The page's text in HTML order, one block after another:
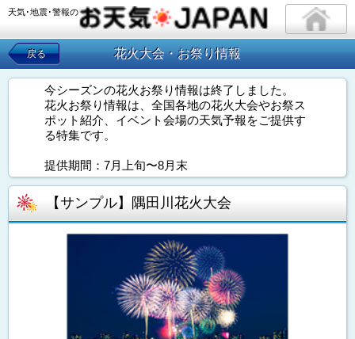
天気･地震･警報の
戻る 花火大会・お祭り情報
今シーズンの花火お祭り情報は終了しました。
花火お祭り情報は、全国各地の花火大会やお祭ス
ポット紹介、イベント会場の天気予報をご提供す
る特集です。
提供期間：7月上旬〜8月末
【サンプル】隅田川花火大会